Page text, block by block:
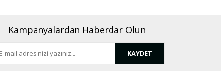
Kampanyalardan Haberdar Olun
KAYDET